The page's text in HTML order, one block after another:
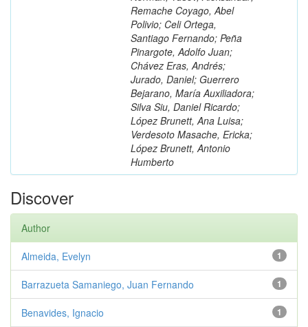
Remache Coyago, Abel
Polivio; Celi Ortega,
Santiago Fernando; Peña
Pinargote, Adolfo Juan;
Chávez Eras, Andrés;
Jurado, Daniel; Guerrero
Bejarano, María Auxiliadora;
Silva Siu, Daniel Ricardo;
López Brunett, Ana Luisa;
Verdesoto Masache, Ericka;
López Brunett, Antonio
Humberto
Discover
Author
1
Almeida, Evelyn
1
Barrazueta Samaniego, Juan Fernando
1
Benavides, Ignacio